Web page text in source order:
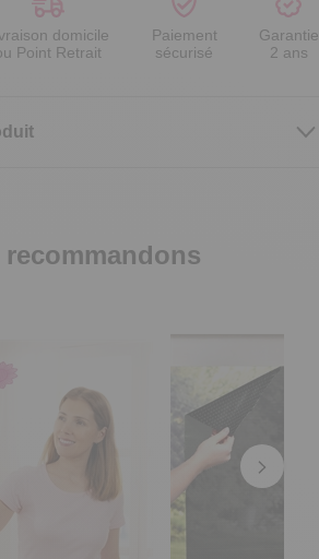
domicile
Point Retrait
Paiement
sécurisé
Garantie
2 ans